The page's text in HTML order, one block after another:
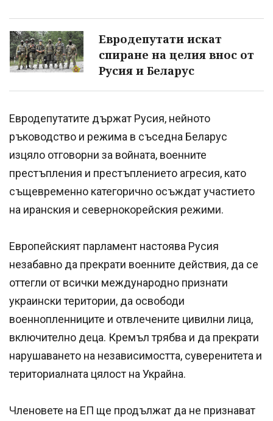
Евродепутати искат
спиране на целия внос от
Русия и Беларус
Евродепутатите държат Русия, нейното
ръководство и режима в съседна Беларус
изцяло отговорни за войната, военните
престъпления и престъплението агресия, като
същевременно категорично осъждат участието
на иранския и севернокорейския режими.
Европейският парламент настоява Русия
незабавно да прекрати военните действия, да се
оттегли от всички международно признати
украински територии, да освободи
военнопленниците и отвлечените цивилни лица,
включително деца. Кремъл трябва и да прекрати
нарушаването на независимостта, суверенитета и
териториалната цялост на Украйна.
Членовете на ЕП ще продължат да не признават